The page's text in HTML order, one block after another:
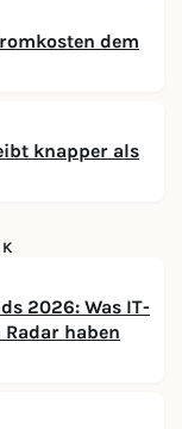
dem
knapper als
2026: Was IT-
haben